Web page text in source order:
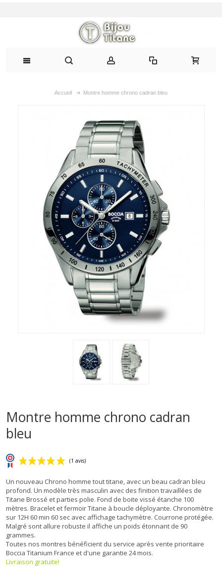
Accueil Montre homme chrono cadran bleu
Montre homme chrono cadran
bleu
(1 avis)
Un nouveau Chrono homme tout titane, avec un beau cadran bleu
profond. Un modèle très masculin avec des finition travaillées de
Titane Brossé et parties polie. Fond de boite vissé étanche 100
mètres. Bracelet et fermoir Titane à boucle déployante. Chronomètre
sur 12H 60 min 60 sec avec affichage tachymètre. Courrone protégée.
Malgré sont allure robuste il affiche un poids étonnant de 90
grammes.
Toutes nos montres bénéficient du service après vente prioritaire
Boccia Titanium France et d'une garantie 24 mois.
Livraison gratuite!